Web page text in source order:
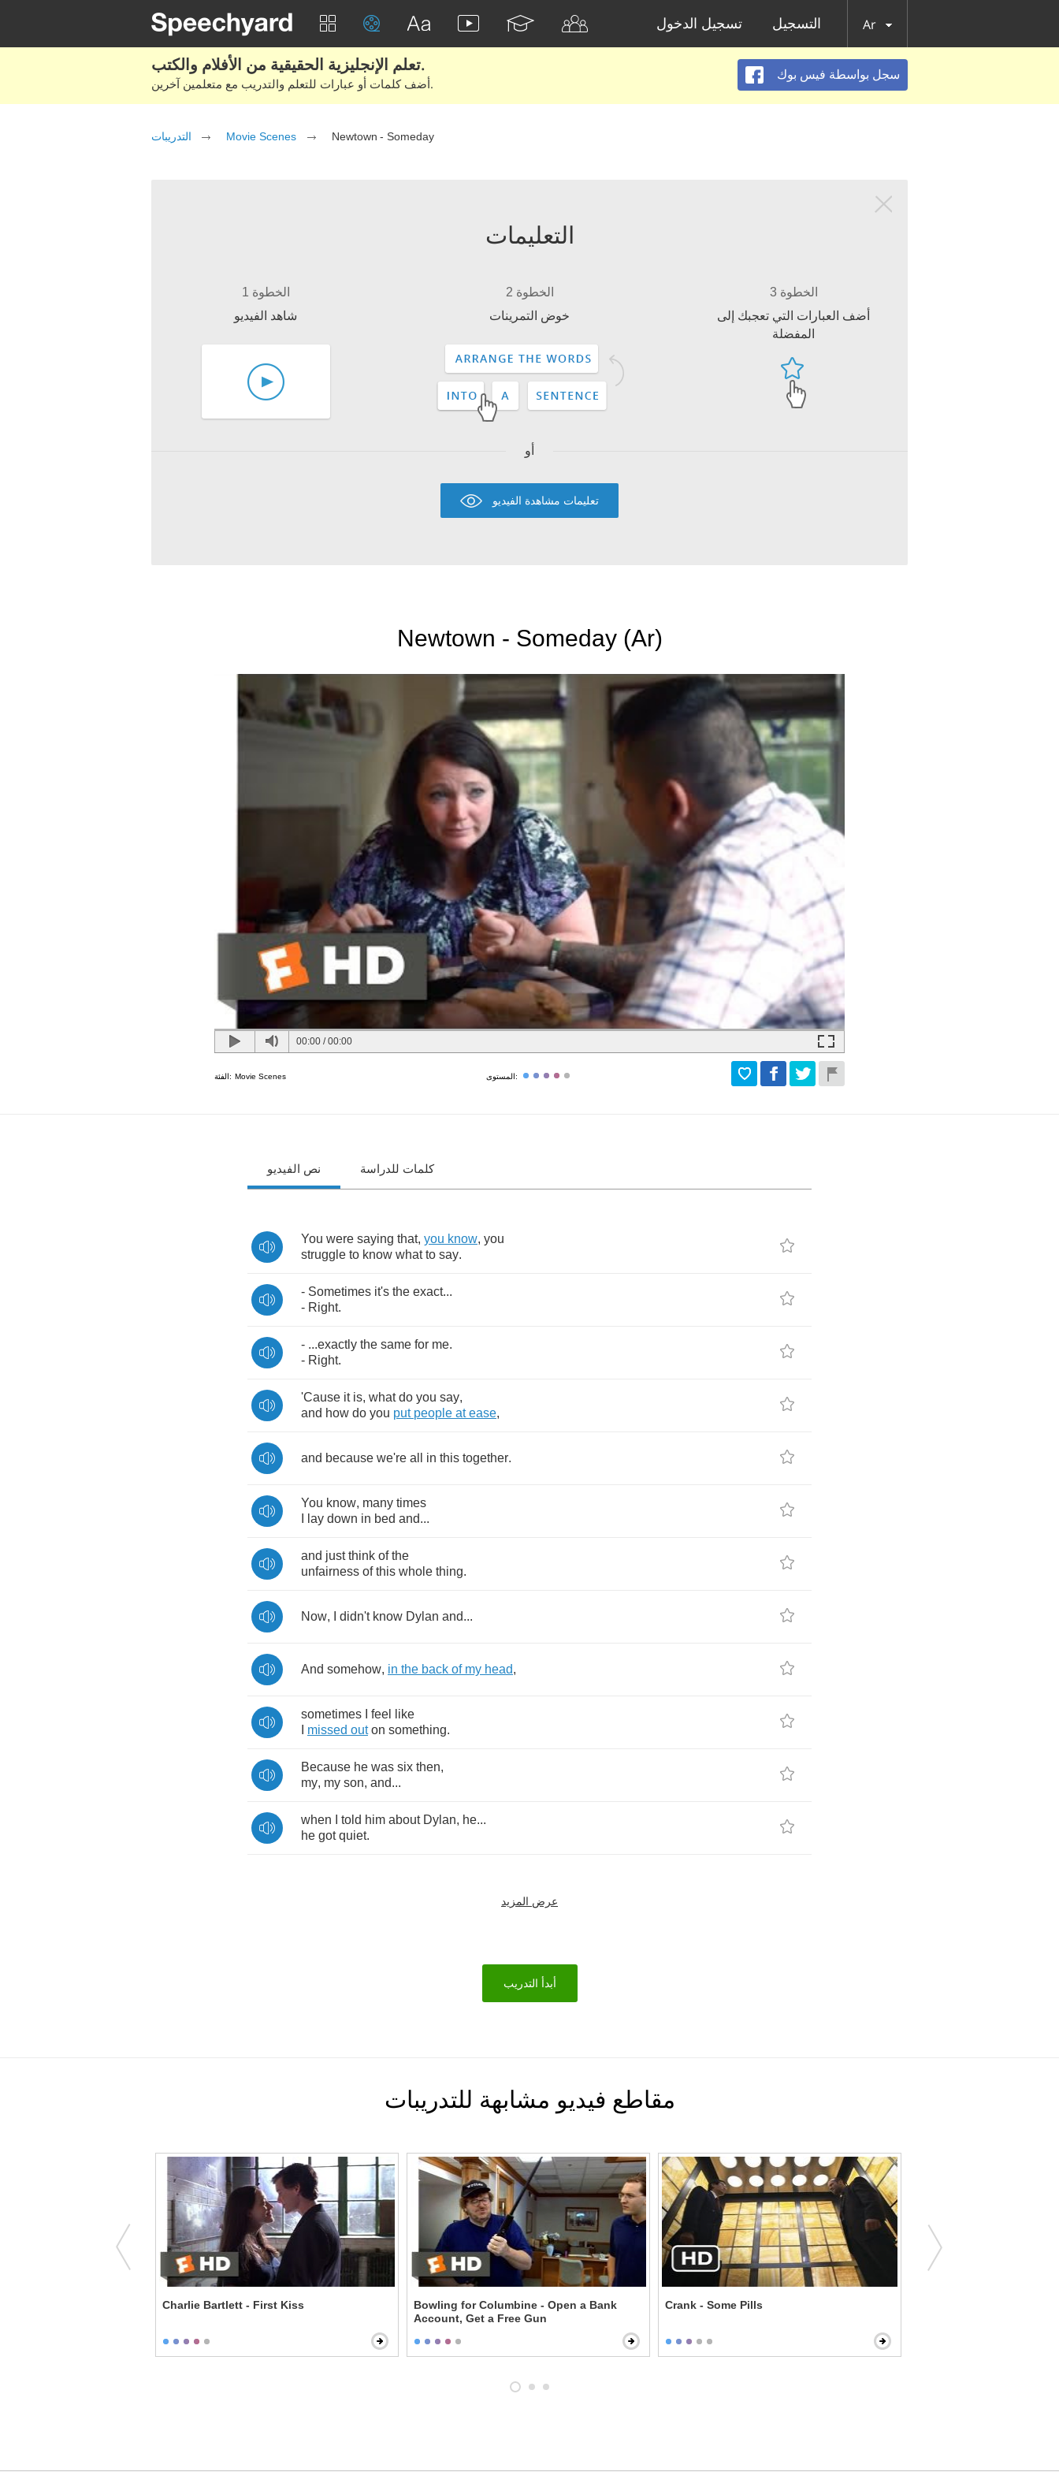
تسجيل الدخول التسجيل Ar
تعلم الإنجليزية الحقيقية من الأفلام والكتب.
أضف كلمات أو عبارات للتعلم والتدريب مع متعلمين آخرين.
سجل بواسطة فيس بوك
التدريبات Movie Scenes Newtown - Someday
التعليمات
الخطوة 1
شاهد الفيديو
الخطوة 2
خوض التمرينات
الخطوة 3
أضف العبارات التي تعجبك إلى
المفضلة
أو
تعليمات مشاهدة الفيديو
Newtown - Someday (Ar)
00:00 /00:00
الفئة: Movie Scenes المستوى:
نص الفيديو كلمات للدراسة
You were saying that, you know, you
struggle to know what to say.
- Sometimes it's the exact...
- Right.
- ...exactly the same for me.
- Right.
'Cause it is, what do you say,
and how do you put people at ease,
and because we're all in this together.
You know, many times
lay down in bed and...
and just think of the
unfairness of this whole thing.
Now, didn't know Dylan and...
And somehow, in the back of my head,
sometimes feel
like
missed out on something.
Because he was six then,
my, my son, and...
when told him about Dylan, he...
he got quiet.
عرض المزيد
أبدأ التدريب
مقاطع فيديو مشابهة للتدريبات
Charlie Bartlett - First Kiss
Bowling for Columbine - Open a Bank
Account, Get a Free Gun
Crank - Some Pills